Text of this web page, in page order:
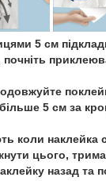
5 см
5 см за
коли наклейка
цього,
назад